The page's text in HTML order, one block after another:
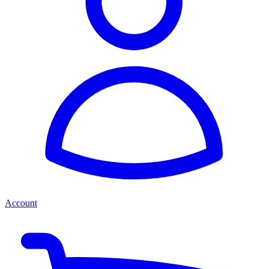
Account